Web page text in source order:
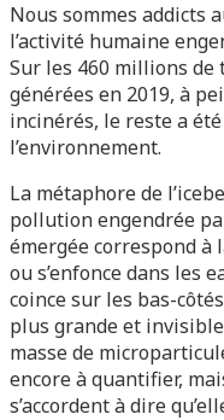
Nous sommes addicts
l’activité humaine
Sur les 460 millions
générées en 2019, à
incinérés, le reste a
l’environnement.
La métaphore de
pollution engendrée
émergée correspond
ou s’enfonce dans les
coince sur les bas-
plus grande et
masse de
encore à quantifier,
s’accordent à dire